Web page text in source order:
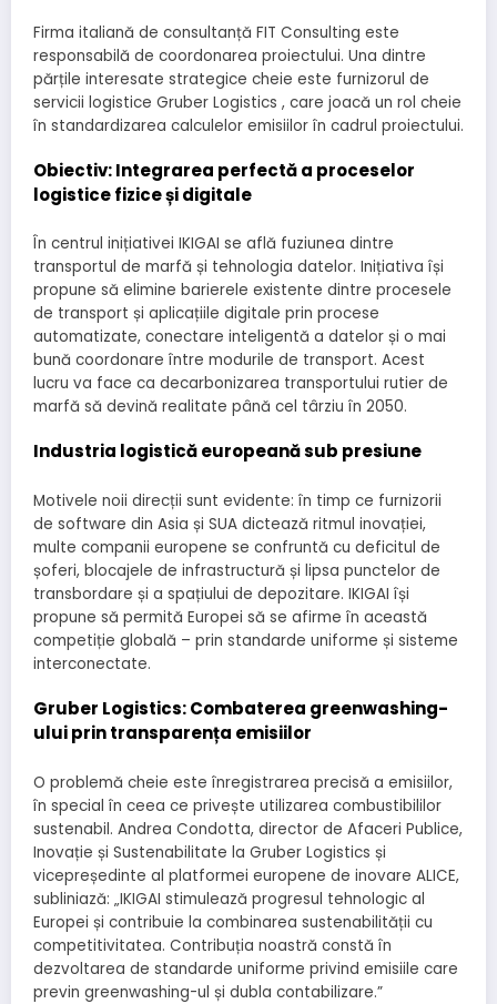
Firma italiană de consultanță FIT Consulting este
responsabilă de coordonarea proiectului. Una dintre
părțile interesate strategice cheie este furnizorul de
servicii logistice Gruber Logistics , care joacă un rol cheie
în standardizarea calculelor emisiilor în cadrul proiectului.
Obiectiv: Integrarea perfectă a proceselor
logistice fizice și digitale
În centrul inițiativei IKIGAI se află fuziunea dintre
transportul de marfă și tehnologia datelor. Inițiativa își
propune să elimine barierele existente dintre procesele
de transport și aplicațiile digitale prin procese
automatizate, conectare inteligentă a datelor și o mai
bună coordonare între modurile de transport. Acest
lucru va face ca decarbonizarea transportului rutier de
marfă să devină realitate până cel târziu în 2050.
Industria logistică europeană sub presiune
Motivele noii direcții sunt evidente: în timp ce furnizorii
de software din Asia și SUA dictează ritmul inovației,
multe companii europene se confruntă cu deficitul de
șoferi, blocajele de infrastructură și lipsa punctelor de
transbordare și a spațiului de depozitare. IKIGAI își
propune să permită Europei să se afirme în această
competiție globală – prin standarde uniforme și sisteme
interconectate.
Gruber Logistics: Combaterea greenwashing-
ului prin transparența emisiilor
O problemă cheie este înregistrarea precisă a emisiilor,
în special în ceea ce privește utilizarea combustibililor
sustenabil. Andrea Condotta, director de Afaceri Publice,
Inovație și Sustenabilitate la Gruber Logistics și
vicepreședinte al platformei europene de inovare ALICE,
subliniază: „IKIGAI stimulează progresul tehnologic al
Europei și contribuie la combinarea sustenabilității cu
competitivitatea. Contribuția noastră constă în
dezvoltarea de standarde uniforme privind emisiile care
previn greenwashing-ul și dubla contabilizare.”